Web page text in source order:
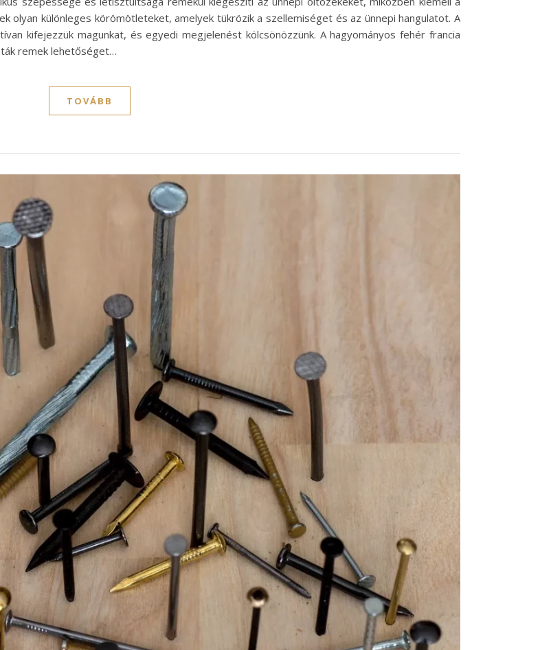
olyan különleges körömötleteket, amelyek tükrözik a szellemiséget és az ünnepi hangulatot. A
kifejezzük magunkat, és egyedi megjelenést kölcsönözzünk. A hagyományos fehér francia
remek lehetőséget…
TOVÁBB